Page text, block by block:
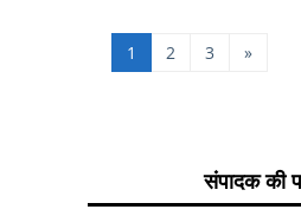
पीड़ा से पीड़ित हो सकते हैं, इन
लोगों को काम करने की
ज़रूरत है। देखें कि य
1 2 3 »
संपादक की